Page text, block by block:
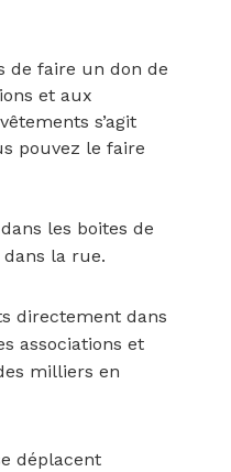
de faire un don de
et aux
s’agit
pouvez le faire
les boites de
la rue.
directement dans
associations et
milliers en
déplacent